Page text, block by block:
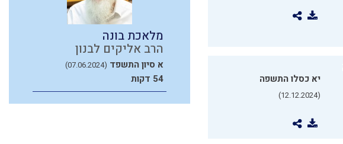
יא כסלו התשפה
(12.12.2024)
מלאכת בונה
הרב אליקים לבנון
א סיון התשפד (07.06.2024)
54 דקות